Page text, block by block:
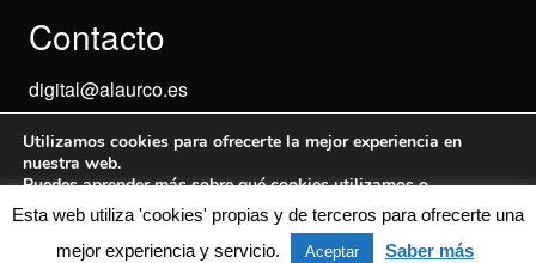
Contacto
digital@alaurco.es
© 2024 Informados Aviso Legal
Esta web utiliza 'cookies' propias y de terceros para ofrecerte una
mejor experiencia y servicio.
Aceptar Saber más
Utilizamos cookies para ofrecerte la mejor experiencia en
nuestra web.
Puedes aprender más sobre qué cookies utilizamos o
desactivarlas en losajustes.
Aceptar